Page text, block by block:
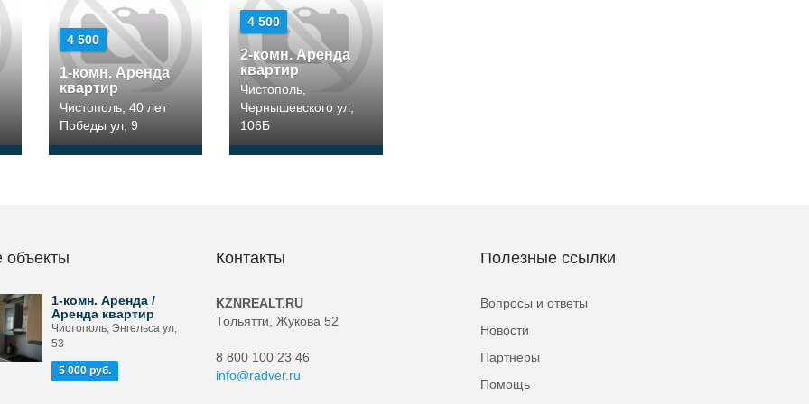
4 500
1-комн. Аренда
квартир
Чистополь, 40 лет
Победы ул, 9
4 500
2-комн. Аренда
квартир
Чистополь,
Чернышевского ул,
106Б
1-комн. Аренда /
Аренда квартир
Чистополь, Энгельса ул,
53
5 000 руб.
Контакты
KZNREALT.RU
Тольятти, Жукова 52
8 800 100 23 46
info@radver.ru
Полезные ссылки
Вопросы и ответы
Новости
Партнеры
Помощь